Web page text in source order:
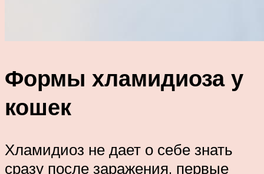
Формы хламидиоза у
кошек
Хламидиоз не дает о себе знать
сразу после заражения, первые